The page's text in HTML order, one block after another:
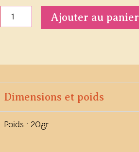
Fondant
parfumé
Ambre
Ajouter au panier
Dimensions et poids
Poids : 20gr